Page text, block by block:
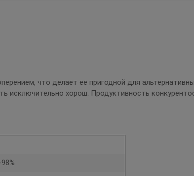
что делает ее пригодной для
исключительно хорош. Продуктивность